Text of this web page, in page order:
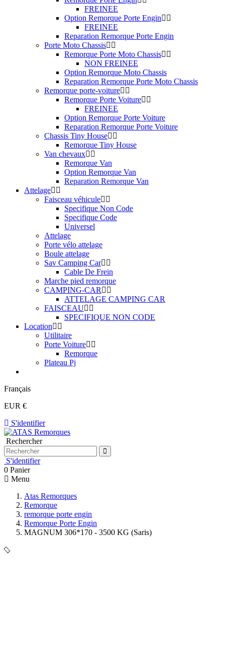
FREINEE
Option Remorque Porte Engin
FREINEE
Reparation Remorque Porte Engin
Porte Moto Chassis
Remorque Porte Moto Chassis
NON FREINEE
Option Remorque Moto Chassis
Reparation Remorque Porte Moto Chassis
Remorque porte-voiture
Remorque Porte Voiture
FREINEE
Option Remorque Porte Voiture
Reparation Remorque Porte Voiture
Chassis Tiny House
Remorque Tiny House
Van chevaux
Remorque Van
Option Remorque Van
Reparation Remorque Van
Attelage
Faisceau véhicule
Specifique Non Code
Specifique Code
Universel
Attelage
Porte vélo attelage
Boule attelage
Sav Camping Car
Cable De Frein
Marche pied remorque
CAMPING-CAR
ATTELAGE CAMPING CAR
FAISCEAU
SPECIFIQUE NON CODE
Location
Utilitaire
Porte Voiture
Remorque
Plateau Pj
Français
EUR €
S'identifier
Rechercher
S'identifier
0 Panier
Menu
Atas Remorques
Remorque
remorque porte engin
Remorque Porte Engin
MAGNUM 306*170 - 3500 KG (Saris)